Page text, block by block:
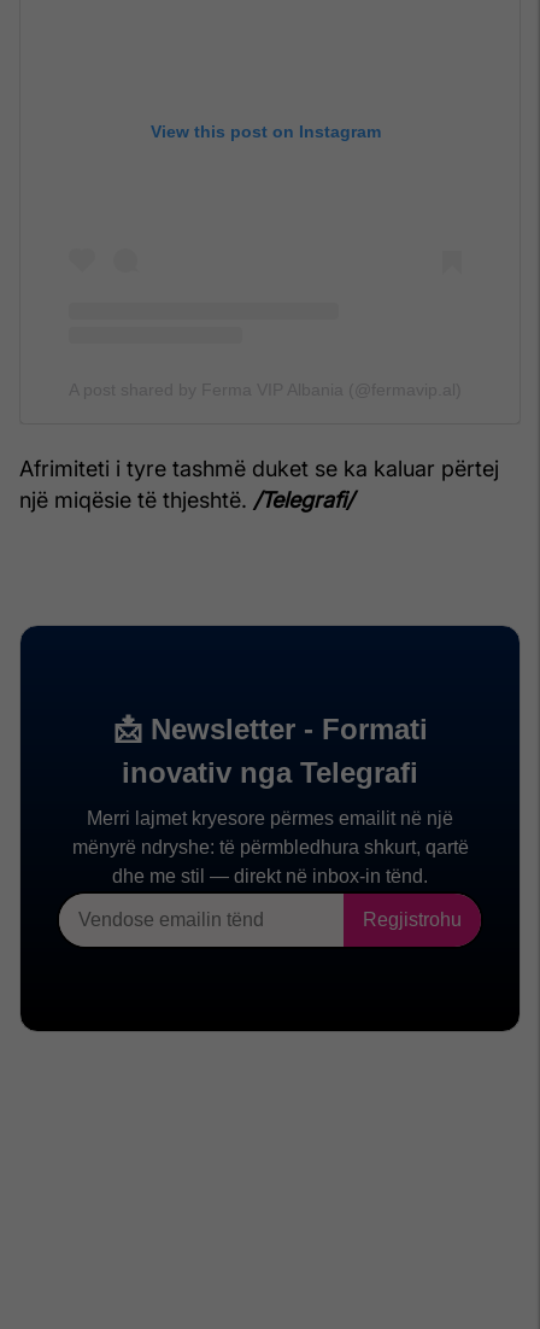
View this post on Instagram
Afrimiteti i tyre tashmë duket se ka kaluar përtej
një miqësie të thjeshtë. /Telegrafi/